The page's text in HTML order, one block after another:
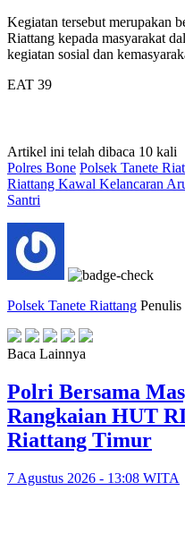
Kegiatan tersebut merupakan
Riattang kepada masyarakat
kegiatan sosial dan
EAT 39
Artikel ini telah dibaca 10 kali
Polres Bone Polsek Tanete
Riattang Kawal Kelancaran
Santri
Polsek Tanete Riattang Penulis
Baca Lainnya
Polri Bersama
Rangkaian HUT
Riattang Timur
7 Agustus 2026 - 13:08 WITA